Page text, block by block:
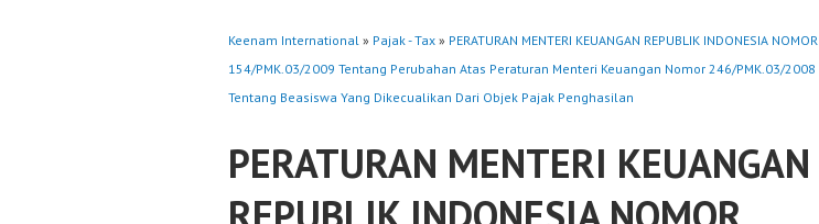
Keenam International » Pajak - Tax » PERATURAN MENTERI KEUANGAN REPUBLIK INDONESIA NOMOR
154/PMK.03/2009 Tentang Perubahan Atas Peraturan Menteri Keuangan Nomor 246/PMK.03/2008
Tentang Beasiswa Yang Dikecualikan Dari Objek Pajak Penghasilan
PERATURAN MENTERI KEUANGAN